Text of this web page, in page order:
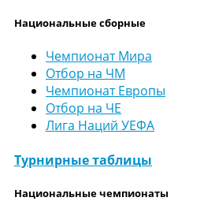
Национальные сборные
Чемпионат Мира
Отбор на ЧМ
Чемпионат Европы
Отбор на ЧЕ
Лига Наций УЕФА
Турнирные таблицы
Национальные чемпионаты